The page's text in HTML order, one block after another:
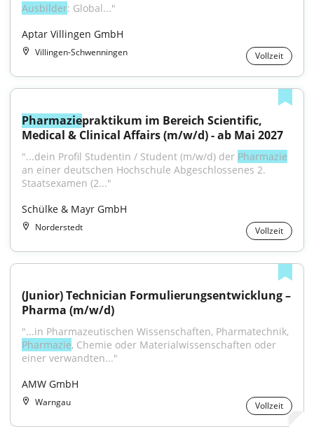
Ausbilder: Global..."
Aptar Villingen GmbH
Villingen-Schwenningen Vollzeit
Pharmaziepraktikum im Bereich Scientific,
Medical & Clinical Affairs (m/w/d) - ab Mai 2027
"...dein Profil Studentin / Student (m/w/d) der Pharmazie
an einer deutschen Hochschule Abgeschlossenes 2.
Staatsexamen (2..."
Schülke & Mayr GmbH
Norderstedt Vollzeit
(Junior) Technician Formulierungsentwicklung –
Pharma (m/w/d)
Pharmazie, Chemie oder Materialwissenschaften oder
einer verwandten..."
AMW GmbH
Warngau Vollzeit